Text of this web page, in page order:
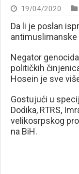
19/04/2020
Da li je poslan
antimuslimanske
Negator
političkih
Hosein je sve
Gostujući u
Dodika, RTRS,
velikosrpskog
na BiH.